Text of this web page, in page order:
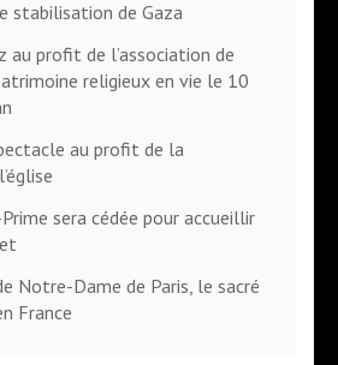
stabilisation de Gaza
au profit de l’association de
religieux en vie le 10
au profit de la
Prime sera cédée pour accueillir
Notre-Dame de Paris, le sacré
France